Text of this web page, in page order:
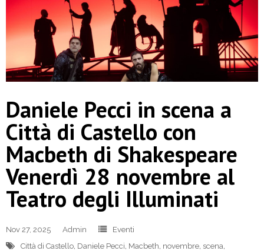
Daniele Pecci in scena a
Città di Castello con
Macbeth di Shakespeare
Venerdì 28 novembre al
Teatro degli Illuminati
Nov 27, 2025 Admin
Eventi
Città di Castello Daniele Pecci Macbeth novembre scena